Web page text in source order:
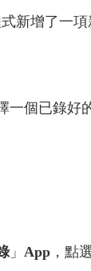
增了一
個已錄好
」 App ，點